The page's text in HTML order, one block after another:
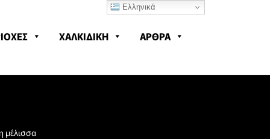
ΧΑΛΚΙΔΙΚΗ ΑΡΘΡΑ
μέλισσα
Ελληνικά